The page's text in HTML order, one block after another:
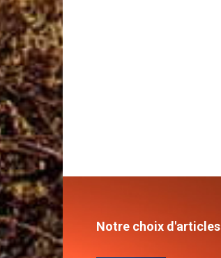
Notre choix d'articles